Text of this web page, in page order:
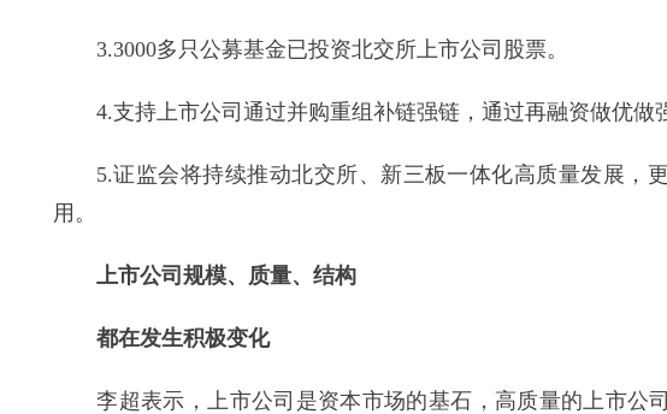
3.3000多只公募基金已投资北交所上市公司股票。
4.支持上市公司通过并购重组补链强链，通过再融资做优做
5.证监会将持续推动北交所、新三板一体化高质量发展，
用。
上市公司规模、质量、结构
都在发生积极变化
李超表示，上市公司是资本市场的基石，高质量的上市公司